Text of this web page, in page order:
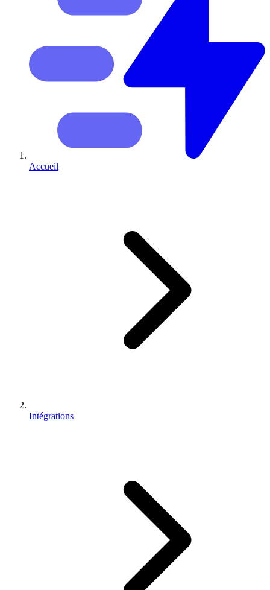
Accueil
Intégrations